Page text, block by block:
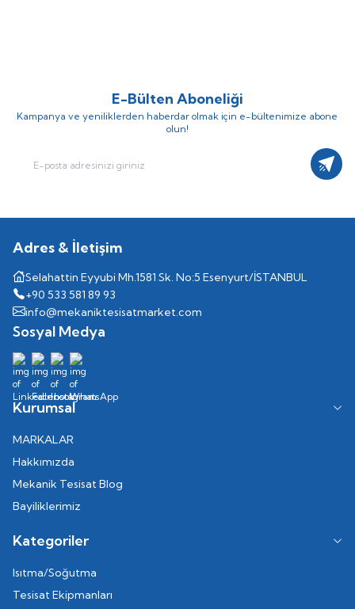
E-Bülten Aboneliği
Kampanya ve yeniliklerden haberdar olmak için e-bültenimize abone
olun!
Adres & İletişim
Selahattin Eyyubi Mh.1581 Sk. No:5 Esenyurt/İSTANBUL
+90 533 581 89 93
info@mekaniktesisatmarket.com
Sosyal Medya
Kurumsal
MARKALAR
Hakkımızda
Mekanik Tesisat Blog
Bayiliklerimiz
Kategoriler
Isıtma/Soğutma
Tesisat Ekipmanları